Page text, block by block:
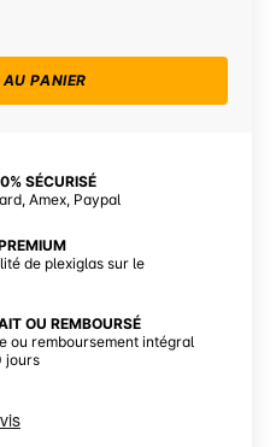
PANIER
SÉCURISÉ
Amex, Paypal
de plexiglas sur le
OU REMBOURSÉ
ou remboursement intégral
jours